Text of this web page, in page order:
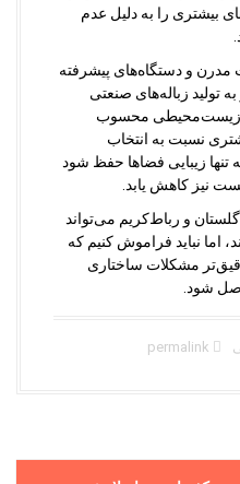
بیشتری را به دلیل عدم
مدرن و دستگاه‌های پیشرفته
زباله‌های صنعتی
زیست‌محیطی محسوب
نسبت به انتخاب
زیبایی فضاها حفظ شود
نیز کاهش یابد.
و رباط‌کریم می‌تواند
اما نباید فراموش کنیم که
مشکلات ساختاری
شود.